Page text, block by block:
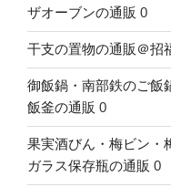
ザオーブンの通販 0
干支の置物の通販＠招
御飯鍋・南部鉄のご飯
飯釜の通販 0
果実酒びん・梅ビン・
ガラス保存瓶の通販 0